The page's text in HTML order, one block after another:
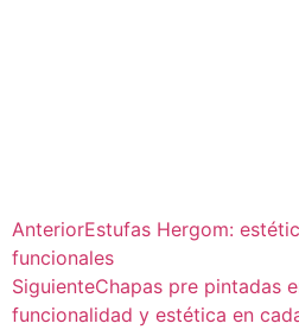
AnteriorEstufas Hergom:
funcionales
SiguienteChapas pre pintadas
funcionalidad y estética en